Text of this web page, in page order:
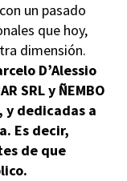
un pasado
que hoy,
dimensión.
D’Alessio
SRL y ÑEMBO
y dedicadas a
Es decir,
de que